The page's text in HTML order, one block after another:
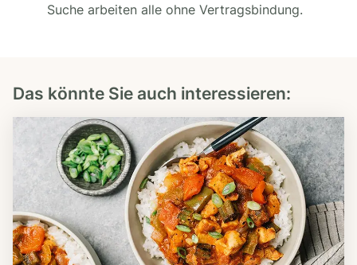
Suche arbeiten alle ohne Vertragsbindung.
Das könnte Sie auch interessieren: